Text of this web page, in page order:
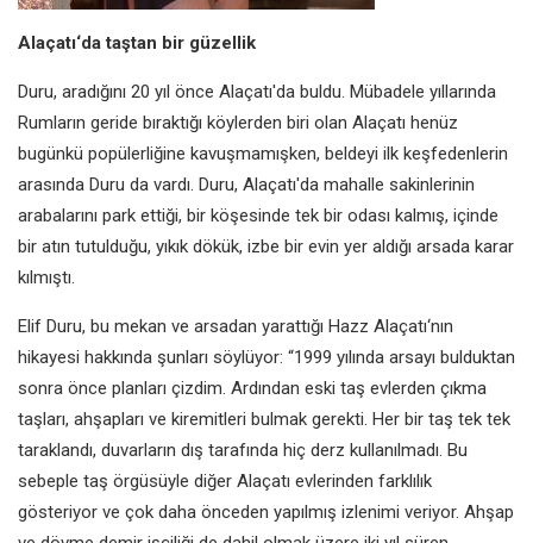
Alaçatı‘da taştan bir güzellik
Duru, aradığını 20 yıl önce Alaçatı'da buldu. Mübadele yıllarında
Rumların geride bıraktığı köylerden biri olan Alaçatı henüz
bugünkü popülerliğine kavuşmamışken, beldeyi ilk keşfedenlerin
arasında Duru da vardı. Duru, Alaçatı'da mahalle sakinlerinin
arabalarını park ettiği, bir köşesinde tek bir odası kalmış, içinde
bir atın tutulduğu, yıkık dökük, izbe bir evin yer aldığı arsada karar
kılmıştı.
Elif Duru, bu mekan ve arsadan yarattığı Hazz Alaçatı‘nın
hikayesi hakkında şunları söylüyor: “1999 yılında arsayı bulduktan
sonra önce planları çizdim. Ardından eski taş evlerden çıkma
taşları, ahşapları ve kiremitleri bulmak gerekti. Her bir taş tek tek
taraklandı, duvarların dış tarafında hiç derz kullanılmadı. Bu
sebeple taş örgüsüyle diğer Alaçatı evlerinden farklılık
gösteriyor ve çok daha önceden yapılmış izlenimi veriyor. Ahşap